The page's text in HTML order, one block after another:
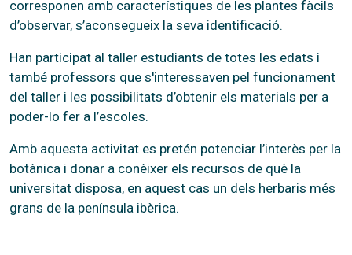
corresponen amb característiques de les plantes fàcils
d’observar, s’aconsegueix la seva identificació.
Han participat al taller estudiants de totes les edats i
també professors que s'interessaven pel funcionament
del taller i les possibilitats d’obtenir els materials per a
poder-lo fer a l’escoles.
Amb aquesta activitat es pretén potenciar l’interès per la
botànica i donar a conèixer els recursos de què la
universitat disposa, en aquest cas un dels herbaris més
grans de la península ibèrica.